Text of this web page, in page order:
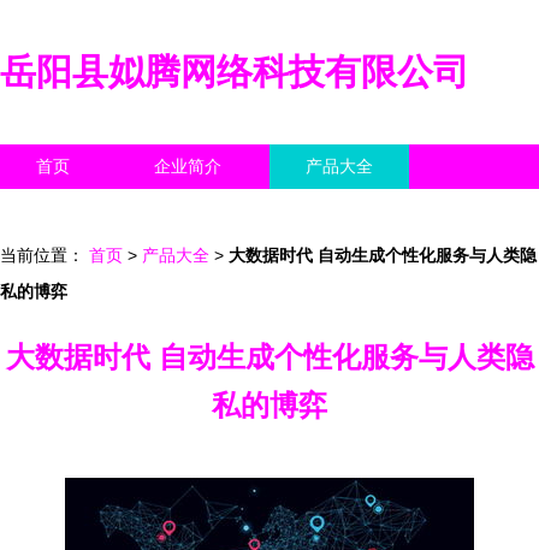
岳阳县姒腾网络科技有限公司
首页 企业简介 产品大全
当前位置： 首页 > 产品大全 > 大数据时代 自动生成个性化服务与人类隐
私的博弈
大数据时代 自动生成个性化服务与人类隐
私的博弈